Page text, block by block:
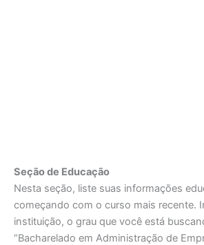
Seção de Educação
Nesta seção, liste suas informações
começando com o curso mais recente.
instituição, o grau que você está
“Bacharelado em Administração de